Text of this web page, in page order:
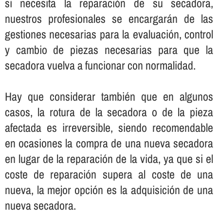
nuestros profesionales se encargarán de las
gestiones necesarias para la evaluación, control
y cambio de piezas necesarias para que la
secadora vuelva a funcionar con normalidad.
Hay que considerar también que en algunos
casos, la rotura de la secadora o de la pieza
afectada es irreversible, siendo recomendable
en ocasiones la compra de una nueva secadora
en lugar de la reparación de la vida, ya que si el
coste de reparación supera al coste de una
nueva, la mejor opción es la adquisición de una
nueva secadora.